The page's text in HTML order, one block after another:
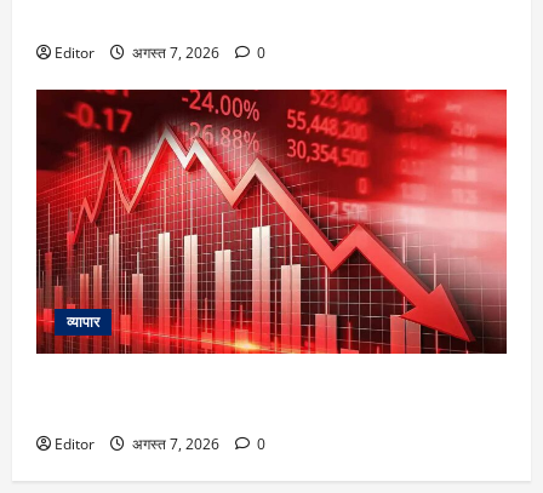
Editor अगस्त 7, 2026 0
व्यापार
Editor अगस्त 7, 2026 0